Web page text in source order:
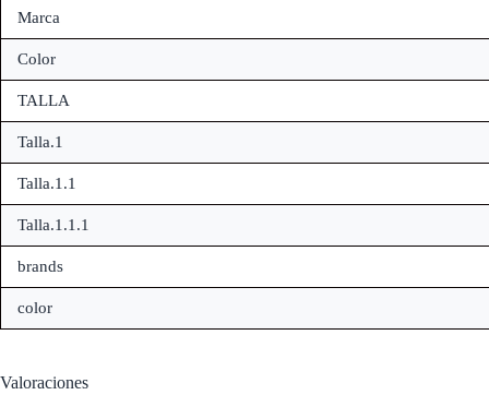
Marca
Color
TALLA
Talla.1
Talla.1.1
Talla.1.1.1
brands
color
Valoraciones